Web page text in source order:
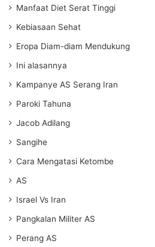
Manfaat Diet Serat Tinggi
Kebiasaan Sehat
Eropa Diam-diam Mendukung
Ini alasannya
Kampanye AS Serang Iran
Paroki Tahuna
Jacob Adilang
Sangihe
Cara Mengatasi Ketombe
AS
Israel Vs Iran
Pangkalan Militer AS
Perang AS